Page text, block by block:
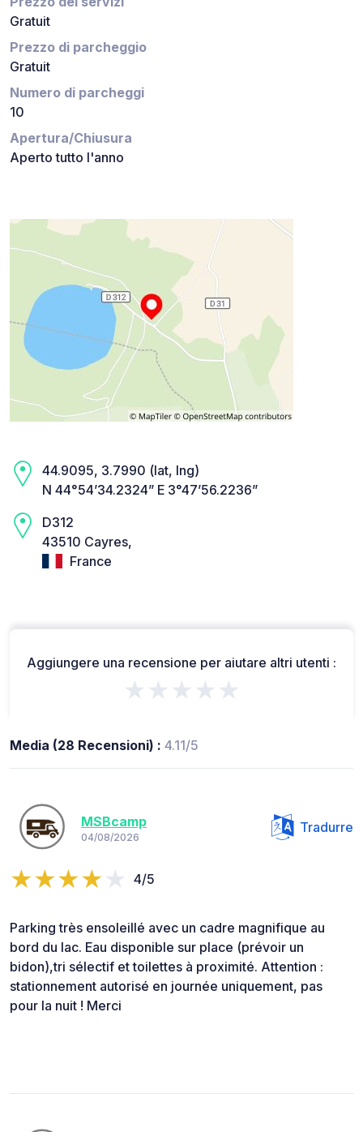
Gratuit
Prezzo di parcheggio
Gratuit
Numero di parcheggi
10
Apertura/Chiusura
Aperto tutto l'anno
44.9095, 3.7990 (lat, lng)
N 44°54’34.2324” E 3°47’56.2236”
D312
43510 Cayres,
France
Aggiungere una recensione per aiutare altri utenti :
★★★★★
Media (28 Recensioni) : 4.11/5
MSBcamp
04/08/2026
Tradurre
4/5
Parking très ensoleillé avec un cadre magnifique au
bord du lac. Eau disponible sur place (prévoir un
bidon),tri sélectif et toilettes à proximité. Attention :
stationnement autorisé en journée uniquement, pas
pour la nuit ! Merci